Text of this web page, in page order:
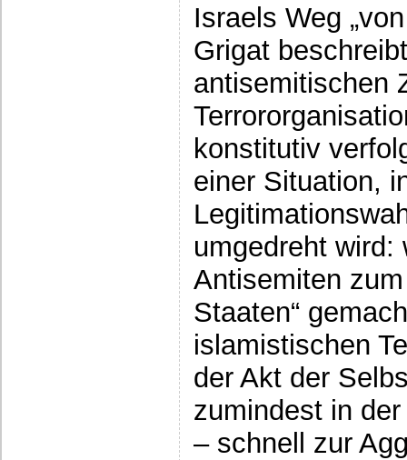
Israels Weg
Grigat
antisemitischen
konstitutiv
einer Situation,
umgedreht wird:
Antisemiten
Staaten“
islamistischen
der Akt der
zumindest in
– schnell zur